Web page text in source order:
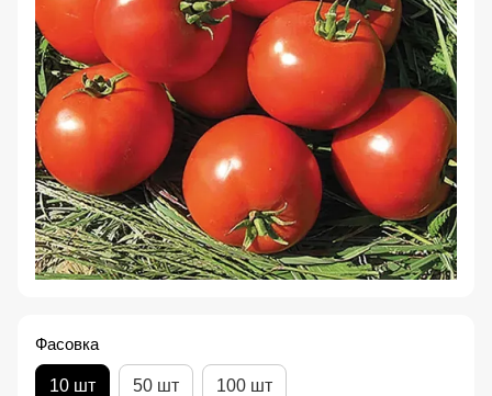
Фасовка
10 шт 50 шт 100 шт